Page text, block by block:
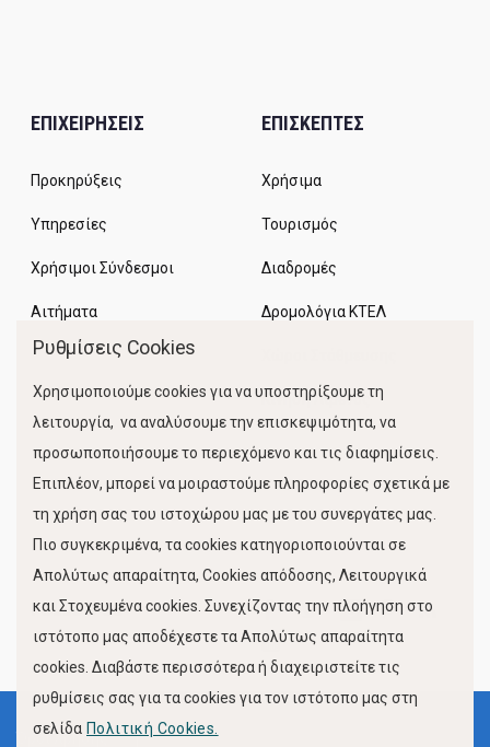
ΕΠΙΧΕΙΡΗΣΕΙΣ
Προκηρύξεις
Υπηρεσίες
Χρήσιμοι Σύνδεσμοι
Αιτήματα
ΕΠΙΣΚΕΠΤΕΣ
Χρήσιμα
Τουρισμός
Διαδρομές
Δρομολόγια ΚΤΕΛ
Κίνηση Λιμένος
FOLLOW US
Όροι Χρήσης
Ρυθμίσεις Cookies
Χρησιμοποιούμε cookies για να υποστηρίξουμε τη
λειτουργία, να αναλύσουμε την επισκεψιμότητα, να
προσωποποιήσουμε το περιεχόμενο και τις διαφημίσεις.
Επιπλέον, μπορεί να μοιραστούμε πληροφορίες σχετικά με
τη χρήση σας του ιστοχώρου μας με του συνεργάτες μας.
Πιο συγκεκριμένα, τα cookies κατηγοριοποιούνται σε
Απολύτως απαραίτητα, Cookies απόδοσης, Λειτουργικά
και Στοχευμένα cookies. Συνεχίζοντας την πλοήγηση στο
ιστότοπο μας αποδέχεστε τα Απολύτως απαραίτητα
cookies. Διαβάστε περισσότερα ή διαχειριστείτε τις
ρυθμίσεις σας για τα cookies για τον ιστότοπο μας στη
σελίδα Πολιτική Cookies.